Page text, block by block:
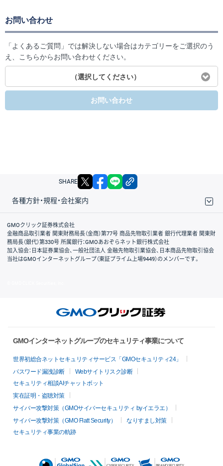
お問い合わせ
「よくあるご質問」では解決しない場合はカテゴリーをご選択のう
え、こちらからお問い合わせください。
（選択してください）
お問い合わせ
SHARE X facebook
各種方針・規程・会社案内
取引規程・約款
サイトマップ
その他のご案内
個人情報保護方針
最良執行方針
サイトのご利用について
ディスクレイマー
信託保全
リスク説明
会社案内
GMOクリック証券株式会社
金融商品取引業者 関東財務局長（金商）第77号 商品先物取引業者 銀行代理業者 関東財
務局長（銀代）第330号 所属銀行：GMOあおぞらネット銀行株式会社
加入協会：日本証券業協会、一般社団法人 金融先物取引業協会、日本商品先物取引協会
当社はGMOインターネットグループ（東証プライム上場9449）のメンバーです。
GMOインターネットグループのセキュリティ事業について
世界初総合ネットセキュリティサービス「GMOセキュリティ24」
パスワード漏洩診断
Webサイトリスク診断
セキュリティ相談AIチャットボット
実在証明・盗聴対策
サイバー攻撃対策（GMOサイバーセキュリティ byイエラエ）
サイバー攻撃対策（GMO Flatt Security）
なりすまし対策
セキュリティ事業の軌跡